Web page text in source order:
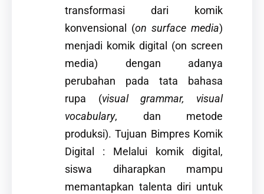
transformasi dari komik
konvensional (on surface media)
menjadi komik digital (on screen
media) dengan adanya
perubahan pada tata bahasa
rupa (visual grammar, visual
vocabulary, dan metode
produksi). Tujuan Bimpres Komik
Digital : Melalui komik digital,
siswa diharapkan mampu
memantapkan talenta diri untuk